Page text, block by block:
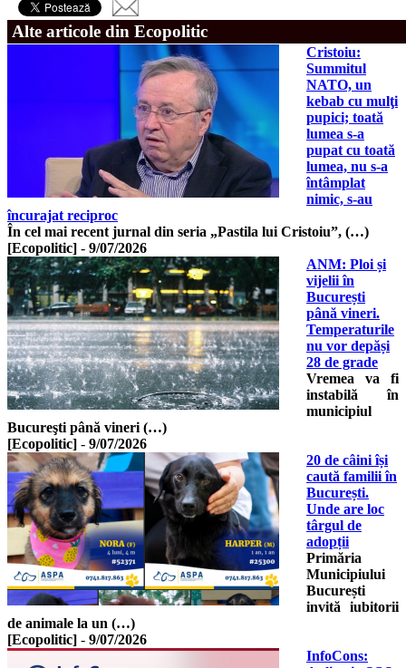
Alte articole din Ecopolitic
Cristoiu:
Summitul
NATO, un
kebab cu mulţi
pupici; toată
lumea s-a
pupat cu toată
lumea, nu s-a
întâmplat
nimic, s-au
încurajat reciproc
În cel mai recent jurnal din seria „Pastila lui Cristoiu”, (…)
[Ecopolitic] - 9/07/2026
ANM: Ploi și
vijelii în
București
până vineri.
Temperaturile
nu vor depăși
28 de grade
Vremea va fi
instabilă în
municipiul
Bucureşti până vineri (…)
[Ecopolitic] - 9/07/2026
20 de câini își
caută familii în
București.
Unde are loc
târgul de
adopții
Primăria
Municipiului
București
invită iubitorii
de animale la un (…)
[Ecopolitic] - 9/07/2026
InfoCons: